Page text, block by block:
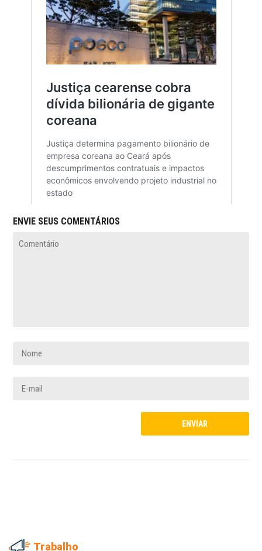
ENVIE SEUS COMENTÁRIOS
Trabalho